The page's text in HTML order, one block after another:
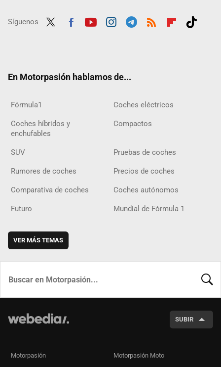
Síguenos
En Motorpasión hablamos de...
Fórmula1 Coches eléctricos
Coches híbridos y
enchufables
Compactos
SUV Pruebas de coches
Rumores de coches Precios de coches
Comparativa de coches Coches autónomos
Futuro Mundial de Fórmula 1
VER MÁS TEMAS
SUBIR
Motorpasión Motorpasión Moto